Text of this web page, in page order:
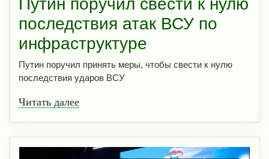
Путин поручил свести к нулю
последствия атак ВСУ по
инфраструктуре
Путин поручил принять меры, чтобы свести к нулю
последствия ударов ВСУ
Читать далее